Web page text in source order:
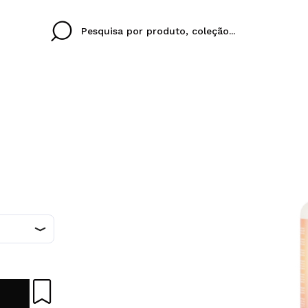
Eu não tenho uma
Ao criar uma conta
rapidamente, verificar
IDIOMA
que
colori